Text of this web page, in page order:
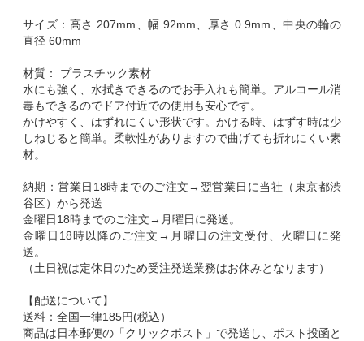
サイズ：高さ 207mm、幅 92mm、厚さ 0.9mm、中央の輪の
直径 60mm
材質： プラスチック素材
水にも強く、水拭きできるのでお手入れも簡単。アルコール消
毒もできるのでドア付近での使用も安心です。
かけやすく、はずれにくい形状です。かける時、はずす時は少
しねじると簡単。柔軟性がありますので曲げても折れにくい素
材。
納期：営業日18時までのご注文→翌営業日に当社（東京都渋
谷区）から発送
金曜日18時までのご注文→月曜日に発送。
金曜日18時以降のご注文→月曜日の注文受付、火曜日に発
送。
（土日祝は定休日のため受注発送業務はお休みとなります）
【配送について】
送料：全国一律185円(税込）
商品は日本郵便の「クリックポスト」で発送し、ポスト投函と